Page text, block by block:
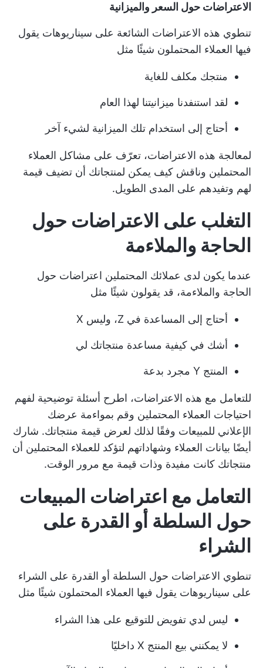
الاعتراضات حول السعر والميزانية
تنطوي هذه الاعتراضات الشائعة على سيناريوهات يقول
فيها العملاء المحتملون شيئًا مثل
منتجك مكلف للغاية
لقد استنفدنا ميزانيتنا لهذا العام
أحتاج إلى استخدام تلك الميزانية لشيء آخر
لمعالجة هذه الاعتراضات، تعرّف على مشاكل العملاء
المحتملين وناقش كيف يمكن لمنتجاتك أن تضيف قيمة
لهم وتفيدهم على المدى الطويل.
التغلب على الاعتراضات حول
الحاجة والملاءمة
عندما يكون لدى عملائك المحتملين اعتراضات حول
الحاجة والملاءمة، قد يقولون شيئًا مثل
أحتاج إلى المساعدة في Z، وليس X
أشك في كيفية مساعدة منتجاتك لي
المنتج Y مجرد بدعة
للتعامل مع هذه الاعتراضات، اطرح أسئلة توضيحية لفهم
احتياجات العملاء المحتملين وقم بمواءمة عرضك
الإعلاني للمبيعات وفقًا لذلك لعرض قيمة منتجاتك. شارك
أيضًا بيانات العملاء وشهاداتهم لتؤكد للعملاء المحتملين أن
منتجاتك كانت مفيدة وذات قيمة مع مرور الوقت.
التعامل مع اعتراضات المبيعات
حول السلطة أو القدرة على
الشراء
تنطوي الاعتراضات حول السلطة أو القدرة على الشراء
على سيناريوهات يقول فيها العملاء المحتملون شيئًا مثل
ليس لدي تفويض للتوقيع على هذا الشراء
لا يمكنني بيع المنتج X داخليًا